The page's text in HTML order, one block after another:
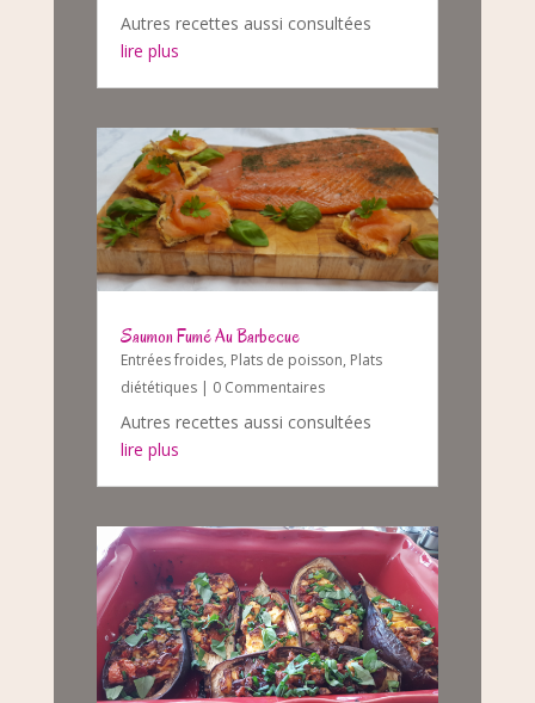
Autres recettes aussi consultées
lire plus
Saumon Fumé Au Barbecue
Entrées froides, Plats de poisson, Plats
diététiques| 0 Commentaires
Autres recettes aussi consultées
lire plus